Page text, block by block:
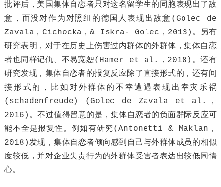
批评后，美国集体自恋者只对这名留学生的同胞表现出了敌
意，而没对作为对照组的德国人表现出敌意(Golec de
Zavala，Cichocka，& Iskra- Golec，2013)。另有
研究表明，对于在历史上伤害过内群体的外群体，集体自恋
者也同样记仇、不易宽恕(Hamer et al.，2018)。还有
研究发现，集体自恋者的报复反应除了直接形式的，还有间
接形式的，比如对外群体的不幸遭遇表现出幸灾乐祸
(schadenfreude) (Golec de Zavala et al.，
2016)。不过值得留意的是，集体自恋者的负面群际反应可
能不全是报复性。例如有研究(Antonetti & Maklan，
2018)发现，集体自恋者倾向感到自己与外群体成员的相似
度较低，并对企业失责行为的外群体受害者表达出较低同情
心。